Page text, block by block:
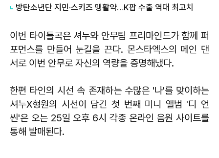
방탄소년단 지민·스키즈 맹활약…K팝 수출 역대 최고치
이번 타이틀곡은 셔누와 안무팀 프리마인드가 함께 퍼
포먼스를 만들어 눈길을 끈다. 몬스타엑스의 메인 댄
서로 이번 안무로 자신의 역량을 증명해냈다.
한편 타인의 시선 속 존재하는 수많은 '나'를 맞이하는
셔누X형원의 시선이 담긴 첫 번째 미니 앨범 '디 언
씬'은 오는 25일 오후 6시 각종 온라인 음원 사이트를
통해 발매된다.